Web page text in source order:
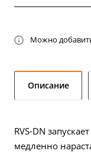
Можно
Описание
RVS-DN
медленно